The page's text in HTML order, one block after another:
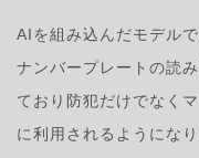
AIを組み込んだモデル
ナンバープレートの読
ており防犯だけでなく
に利用されるようになり